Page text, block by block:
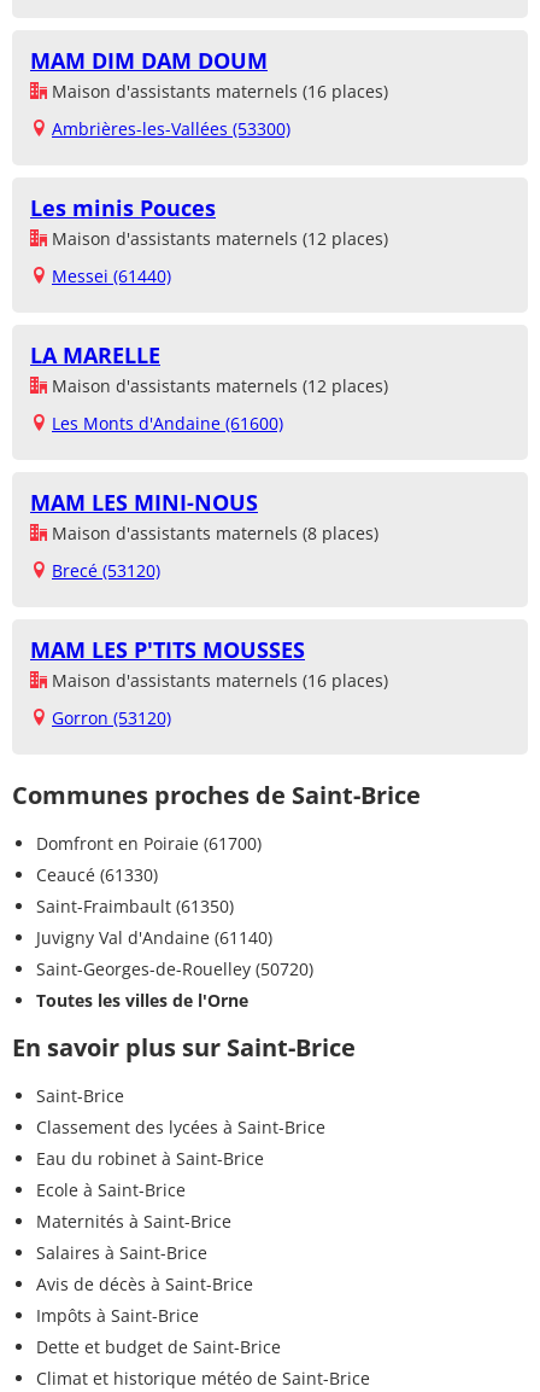
MAM DIM DAM DOUM
Maison d'assistants maternels (16 places)
Ambrières-les-Vallées (53300)
Les minis Pouces
Maison d'assistants maternels (12 places)
Messei (61440)
LA MARELLE
Maison d'assistants maternels (12 places)
Les Monts d'Andaine (61600)
MAM LES MINI-NOUS
Maison d'assistants maternels (8 places)
Brecé (53120)
MAM LES P'TITS MOUSSES
Maison d'assistants maternels (16 places)
Gorron (53120)
Communes proches de Saint-Brice
Domfront en Poiraie (61700)
Ceaucé (61330)
Saint-Fraimbault (61350)
Juvigny Val d'Andaine (61140)
Saint-Georges-de-Rouelley (50720)
Toutes les villes de l'Orne
En savoir plus sur Saint-Brice
Saint-Brice
Classement des lycées à Saint-Brice
Eau du robinet à Saint-Brice
Ecole à Saint-Brice
Maternités à Saint-Brice
Salaires à Saint-Brice
Avis de décès à Saint-Brice
Impôts à Saint-Brice
Dette et budget de Saint-Brice
Climat et historique météo de Saint-Brice